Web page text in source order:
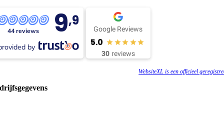
44 reviews 9,9
by
Google Reviews
5.0
30 reviews
WebsiteXL is een officieel